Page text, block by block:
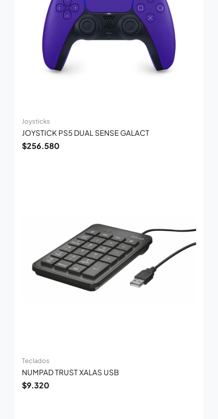
Joysticks
JOYSTICK PS5 DUAL SENSE GALACT
$256.580
Teclados
NUMPAD TRUST XALAS USB
$9.320